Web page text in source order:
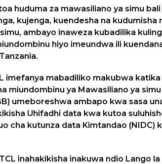
huduma za mawasiliano ya simu
kujenga, kuendesha na kudumisha
ambayo inaweza kubadilika
hiyo imeundwa ili
imefanya mabadiliko makubwa
miundombinu ya Mawasiliano ya
umeboreshwa ambapo kwa sasa
Uhifadhi data kwa kutoa
cha kutunza data Kimtandao (NIDC)
inahakikisha inakuwa ndio Lango